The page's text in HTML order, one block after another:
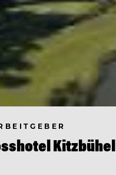
Kitzbühel